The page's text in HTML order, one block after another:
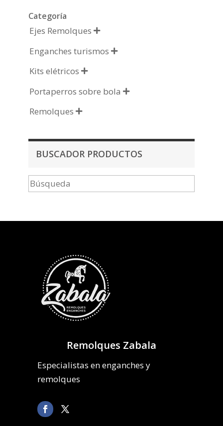
Categoría
Ejes Remolques 
Enganches turismos 
Kits elétricos 
Portaperros sobre bola 
Remolques 
BUSCADOR PRODUCTOS
Remolques Zabala
Especialistas en enganches y
remolques